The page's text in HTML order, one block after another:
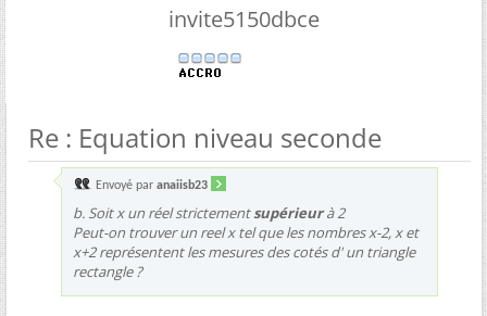
invite5150dbce
Re : Equation niveau seconde
Envoyé par anaiisb23
b. Soit x un réel strictementsupérieurà 2
Peut-on trouver un reel x tel que les nombres x-2, x et
x+2 représentent les mesures des cotés d' un triangle
rectangle ?